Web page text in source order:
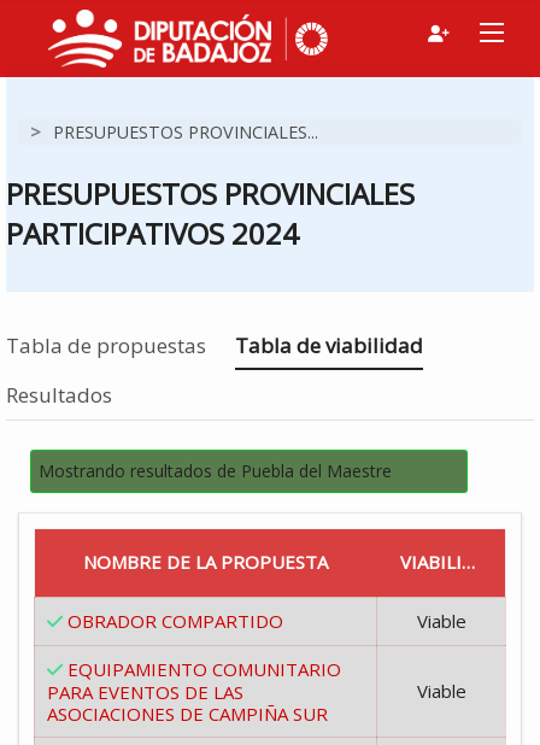
> PRESUPUESTOS PROVINCIALES...
PRESUPUESTOS PROVINCIALES
PARTICIPATIVOS 2024
Tabla de propuestas Estás en
Tabla de viabilidad
Resultados
Mostrando resultados de Puebla del Maestre
NOMBRE DE LA PROPUESTA VIABILIDAD
OBRADOR COMPARTIDO
Viable
EQUIPAMIENTO COMUNITARIO
PARA EVENTOS DE LAS
ASOCIACIONES DE CAMPIÑA SUR
Viable